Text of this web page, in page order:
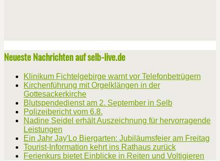
Neueste Nachrichten auf selb-live.de
Klinikum Fichtelgebirge warnt vor Telefonbetrügern
Kirchenführung mit Orgelklängen in der
Gottesackerkirche
Blutspendedienst am 2. September in Selb
Polizeibericht vom 6.8.
Nadine Seidel erhält Auszeichnung für hervorragende
Leistungen
Ein Jahr Jay'Lo Biergarten: Jubiläumsfeier am Freitag
Tourist-Information kehrt ins Rathaus zurück
Ferienkurs bietet Einblicke in Reiten und Voltigieren